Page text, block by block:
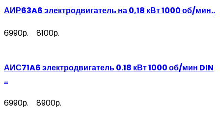
АИР63A6 электродвигатель на 0,18 кВт 1000 об/мин..
6990р. 8100р.
АИС71A6 электродвигатель 0.18 кВт 1000 об/мин DIN
..
6990р. 8900р.